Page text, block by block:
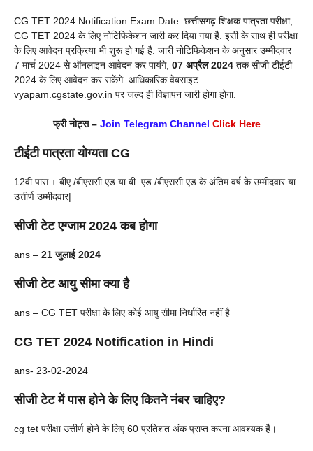
CG TET 2024 Notification Exam Date: छत्तीसगढ़ शिक्षक पात्रता परीक्षा,
CG TET 2024 के लिए नोटिफिकेशन जारी कर दिया गया है. इसी के साथ ही परीक्षा
के लिए आवेदन प्रक्रिया भी शुरू हो गई है. जारी नोटिफिकेशन के अनुसार उम्मीदवार
7 मार्च 2024 से ऑनलाइन आवेदन कर पायंगे, 07 अप्रैल 2024 तक सीजी टीईटी
2024 के लिए आवेदन कर सकेंगे. आधिकारिक वेबसाइट
vyapam.cgstate.gov.in पर जल्द ही विज्ञापन जारी होगा होगा.
फ्री नोट्स – Join Telegram Channel Click Here
टीईटी पात्रता योग्यता CG
12वी पास + बीए /बीएससी एड या बी. एड /बीएससी एड के अंतिम वर्ष के उम्मीदवार या
उत्तीर्ण उम्मीदवार|
सीजी टेट एग्जाम 2024 कब होगा
ans – 21 जुलाई 2024
सीजी टेट आयु सीमा क्या है
ans – CG TET परीक्षा के लिए कोई आयु सीमा निर्धारित नहीं है
CG TET 2024 Notification in Hindi
ans- 23-02-2024
सीजी टेट में पास होने के लिए कितने नंबर चाहिए?
cg tet परीक्षा उत्तीर्ण होने के लिए 60 प्रतिशत अंक प्राप्त करना आवश्यक है।